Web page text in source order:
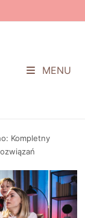
MENU
Kompletny